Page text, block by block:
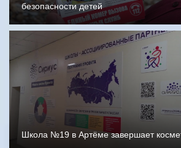
безопасности детей
Школа №19 в Артёме завершает